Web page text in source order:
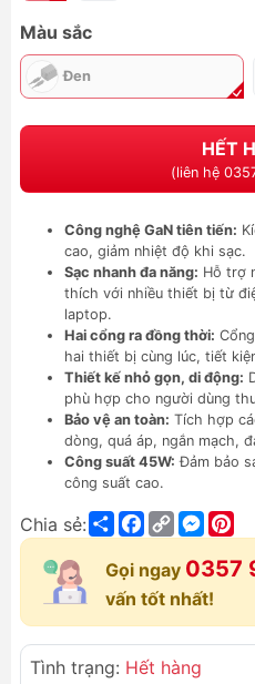
Màu sắc
Đen
HẾT
(liên hệ
Công nghệ GaN tiên tiến:
cao, giảm nhiệt độ khi sạc.
Sạc nhanh đa năng: Hỗ trợ
thích với nhiều thiết bị từ
laptop.
Hai cổng ra đồng thời:
hai thiết bị cùng lúc, tiết
Thiết kế nhỏ gọn, di động:
phù hợp cho người dùng
Bảo vệ an toàn: Tích hợp
dòng, quá áp, ngắn mạch,
Công suất 45W: Đảm bảo
công suất cao.
Chia sẻ: ShareFacebook
Copy
Link
Gọi ngay 0357
vấn tốt nhất!
Tình trạng: Hết hàng